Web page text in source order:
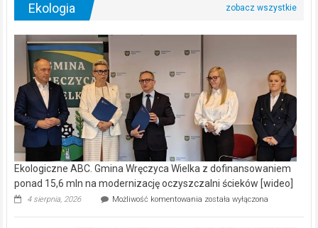
Ekologia
Ekologiczne ABC. Gmina Wręczyca Wielka z dofinansowaniem
ponad 15,6 mln na modernizację oczyszczalni ścieków [wideo]
4 sierpnia, 2026 Możliwość komentowania Ekologiczne
została wyłączona